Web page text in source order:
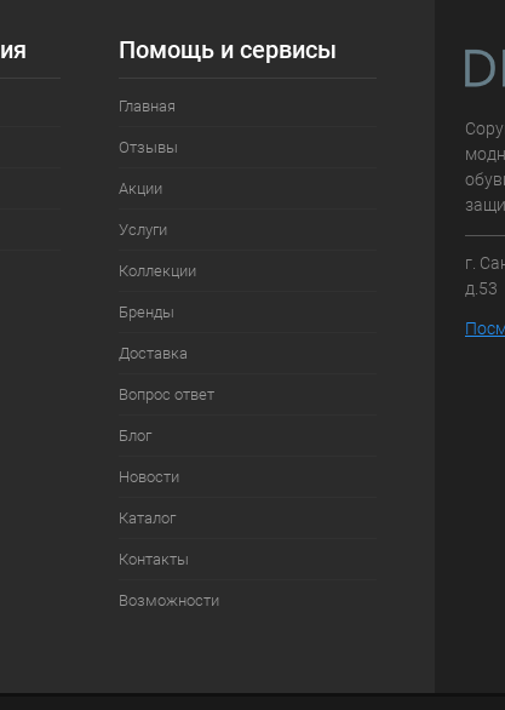
Помощь и сервисы
Главная
Отзывы
Акции
Услуги
Коллекции
Бренды
Доставка
Вопрос ответ
Блог
Новости
Каталог
Контакты
Возможности
г.
д.53